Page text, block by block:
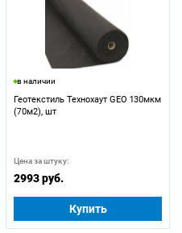
в наличии
Геотекстиль Технохаут GEO 130мкм
(70м2), шт
Цена за штуку:
2993 руб.
Купить